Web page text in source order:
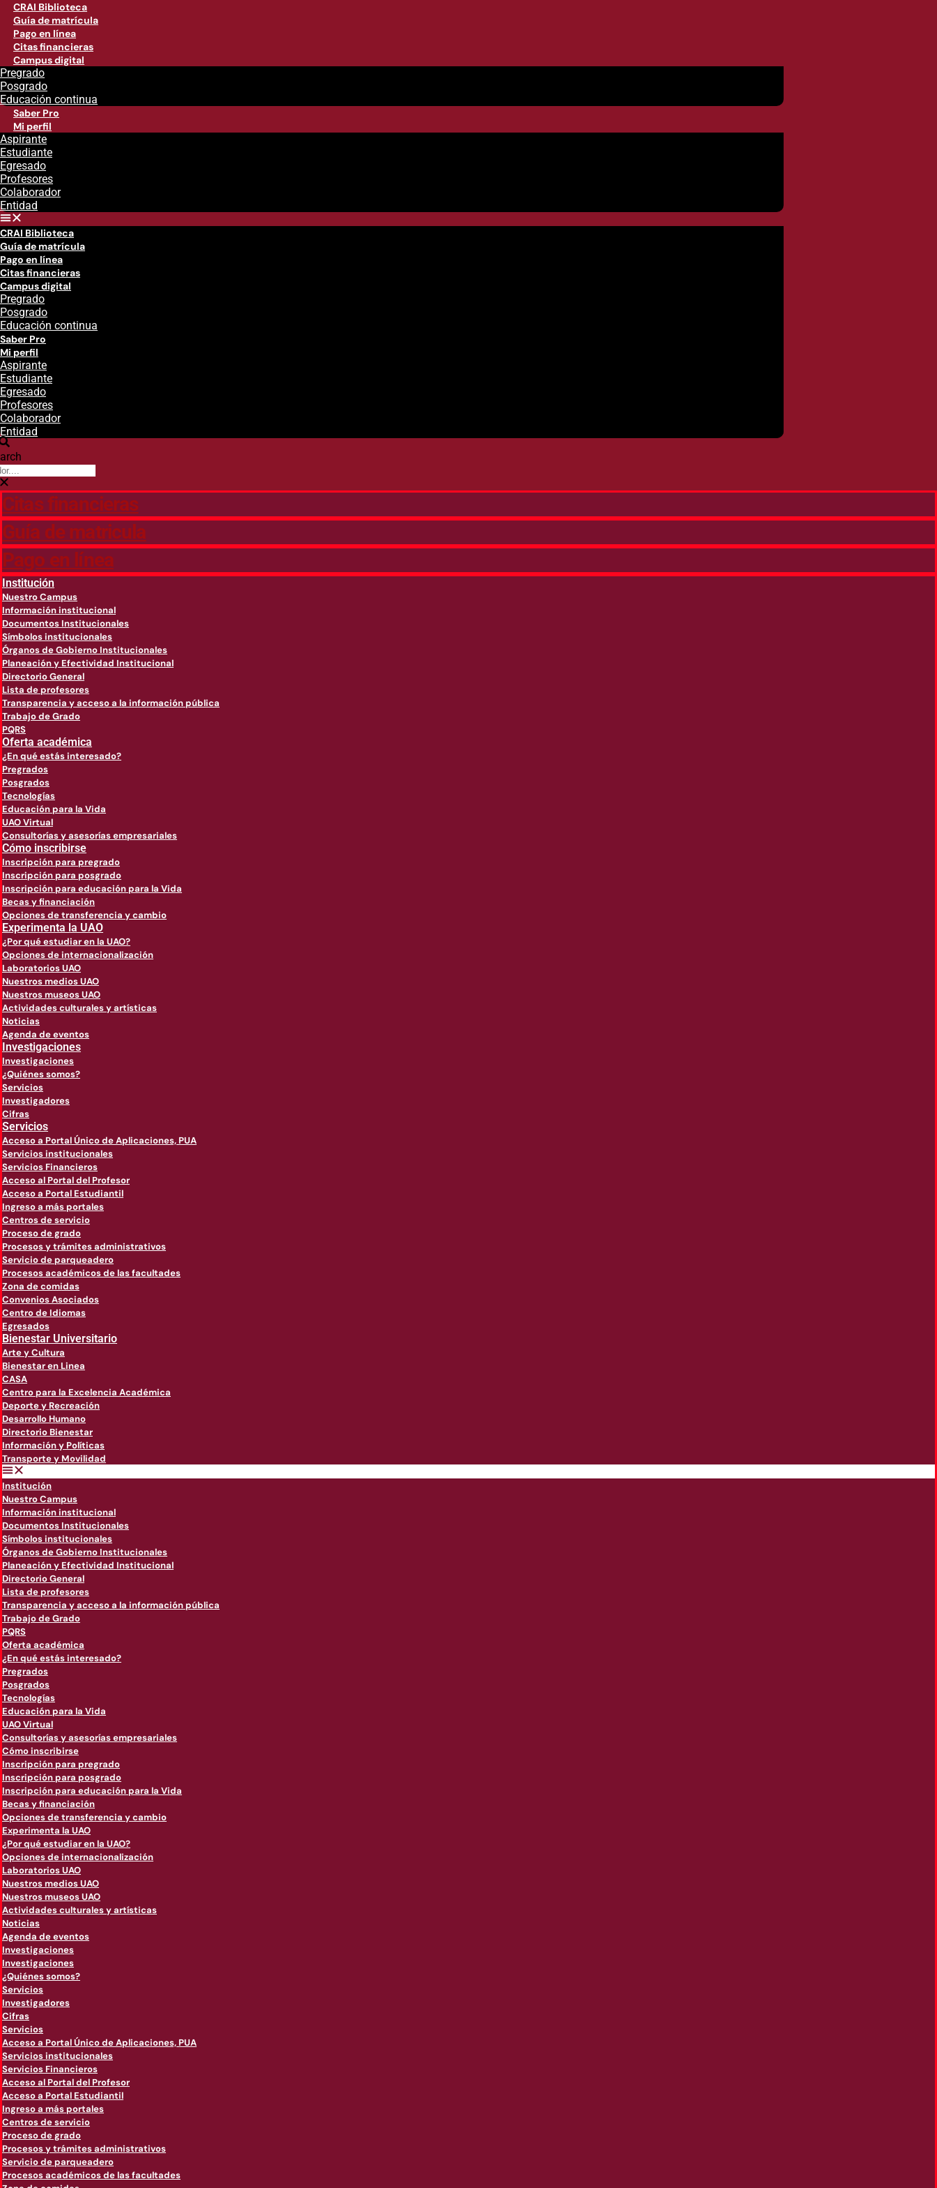
CRAI Biblioteca
Guía de matrícula
Pago en línea
Citas financieras
Campus digital
Pregrado
Posgrado
Educación continua
Saber Pro
Mi perfil
Aspirante
Estudiante
Egresado
Profesores
Colaborador
Entidad
CRAI Biblioteca
Guía de matrícula
Pago en línea
Citas financieras
Campus digital
Pregrado
Posgrado
Educación continua
Saber Pro
Mi perfil
Aspirante
Estudiante
Egresado
Profesores
Colaborador
Entidad
Citas financieras
Guía de matricula
Pago en línea
Institución
Nuestro Campus
Información institucional
Documentos Institucionales
Símbolos institucionales
Órganos de Gobierno Institucionales
Planeación y Efectividad Institucional
Directorio General
Lista de profesores
Transparencia y acceso a la información pública
Trabajo de Grado
PQRS
Oferta académica
¿En qué estás interesado?
Pregrados
Posgrados
Tecnologías
Educación para la Vida
UAO Virtual
Consultorías y asesorías empresariales
Cómo inscribirse
Inscripción para pregrado
Inscripción para posgrado
Inscripción para educación para la Vida
Becas y financiación
Opciones de transferencia y cambio
Experimenta la UAO
¿Por qué estudiar en la UAO?
Opciones de internacionalización
Laboratorios UAO
Nuestros medios UAO
Nuestros museos UAO
Actividades culturales y artísticas
Noticias
Agenda de eventos
Investigaciones
Investigaciones
¿Quiénes somos?
Servicios
Investigadores
Cifras
Servicios
Acceso a Portal Único de Aplicaciones, PUA
Servicios institucionales
Servicios Financieros
Acceso al Portal del Profesor
Acceso a Portal Estudiantil
Ingreso a más portales
Centros de servicio
Proceso de grado
Procesos y trámites administrativos
Servicio de parqueadero
Procesos académicos de las facultades
Zona de comidas
Convenios Asociados
Centro de Idiomas
Egresados
Bienestar Universitario
Arte y Cultura
Bienestar en Linea
CASA
Centro para la Excelencia Académica
Deporte y Recreación
Desarrollo Humano
Directorio Bienestar
Información y Políticas
Transporte y Movilidad
Institución
Nuestro Campus
Información institucional
Documentos Institucionales
Símbolos institucionales
Órganos de Gobierno Institucionales
Planeación y Efectividad Institucional
Directorio General
Lista de profesores
Transparencia y acceso a la información pública
Trabajo de Grado
PQRS
Oferta académica
¿En qué estás interesado?
Pregrados
Posgrados
Tecnologías
Educación para la Vida
UAO Virtual
Consultorías y asesorías empresariales
Cómo inscribirse
Inscripción para pregrado
Inscripción para posgrado
Inscripción para educación para la Vida
Becas y financiación
Opciones de transferencia y cambio
Experimenta la UAO
¿Por qué estudiar en la UAO?
Opciones de internacionalización
Laboratorios UAO
Nuestros medios UAO
Nuestros museos UAO
Actividades culturales y artísticas
Noticias
Agenda de eventos
Investigaciones
Investigaciones
¿Quiénes somos?
Servicios
Investigadores
Cifras
Servicios
Acceso a Portal Único de Aplicaciones, PUA
Servicios institucionales
Servicios Financieros
Acceso al Portal del Profesor
Acceso a Portal Estudiantil
Ingreso a más portales
Centros de servicio
Proceso de grado
Procesos y trámites administrativos
Servicio de parqueadero
Procesos académicos de las facultades